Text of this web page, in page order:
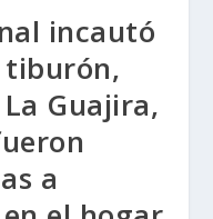
incautó
tiburón,
Guajira,
a